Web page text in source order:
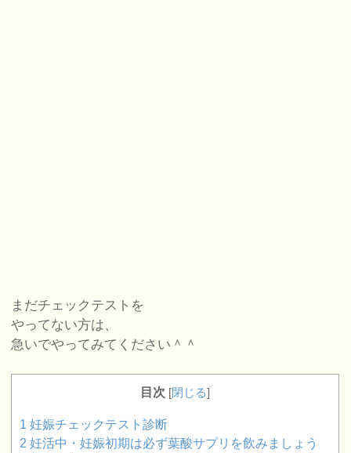
まだチェックテストを
やってない方は、
急いでやってみてください＾＾
目次 [閉じる]
1 妊娠チェックテスト診断
2 妊活中・妊娠初期は必ず葉酸サプリを飲みましょう